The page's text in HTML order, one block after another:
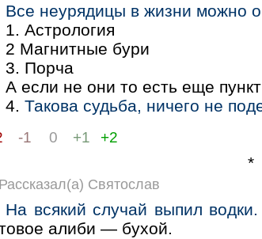
Все неурядицы в жизни можно
1. Астрология
2 Магнитные бури
3. Порча
А если не они то есть еще пункт
4.Такова судьба, ничего не
-1 0 +1 +2
*
Рассказал(а) Святослав
На всякий случай выпил водки.
алиби — бухой.